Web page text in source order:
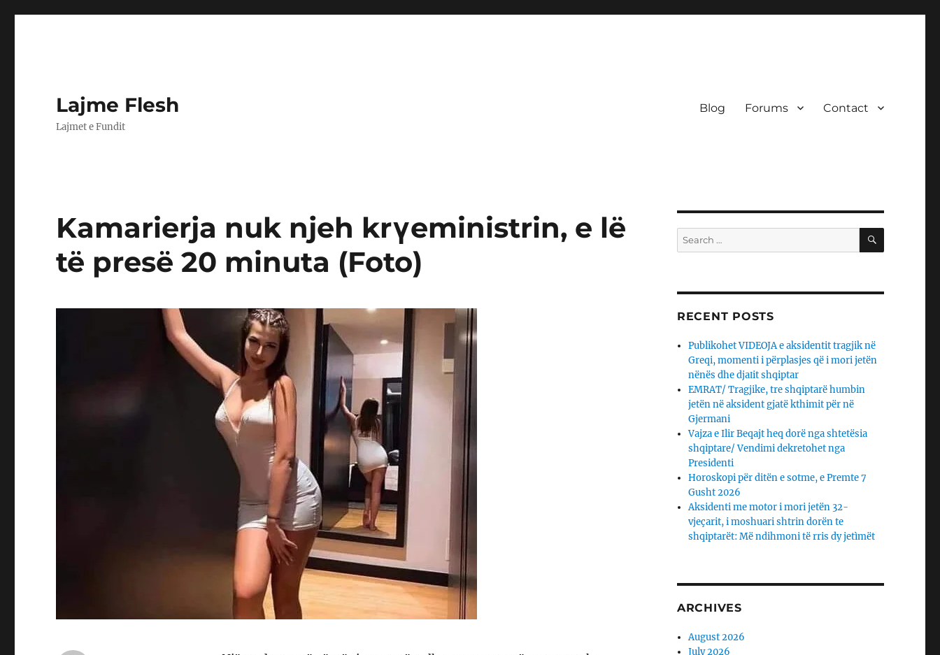
Lajme Flesh
Lajmet e Fundit
Blog Forums Contact
Kamarierja nuk njeh krγeministrin, e lë
të presë 20 minuta (Foto)
Search
for:
SEARCH
RECENT POSTS
Publikohet VIDEOJA e aksidentit tragjik në
Greqi, momenti i përplasjes që i mori jetën
nënës dhe djaΙit shqiptar
EMRAT/ Tragjike, tre shqiptarë humbin
jetën në aksident gjatë kthimit për në
Gjermani
Vajza e Ilir Beqajt heq dorë nga shtetësia
shqiptare/ Vendimi dekretohet nga
Presidenti
Horoskopi për ditën e sotme, e Premte 7
Gusht 2026
Aksidenti me motor i mori jetën 32-
vjeçarit, i moshuari shtrin dorën te
shqiptarët: Më ndihmoni të rris dy jetìmët
ARCHIVES
August 2026
July 2026